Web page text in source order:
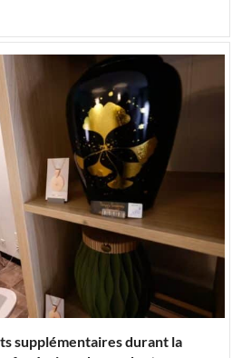
supplémentaires durant la